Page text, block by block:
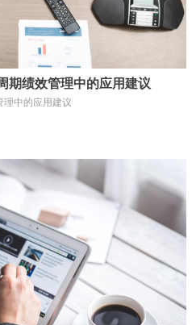
期绩效管理中的应用建议
理中的应用建议